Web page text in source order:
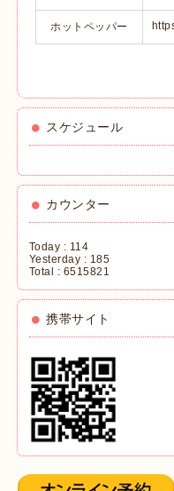
ホットペッパー
スケジュール
カウンター
Today : 114
Yesterday : 185
Total : 6515821
携帯サイト